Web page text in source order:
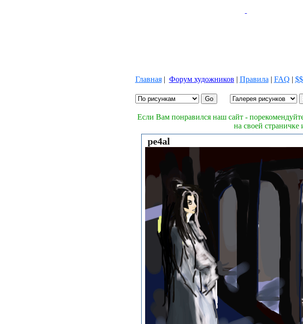
Главная| Форум художников | Правила | FAQ |
Если Вам понравился наш сайт -
на своей
pe4al